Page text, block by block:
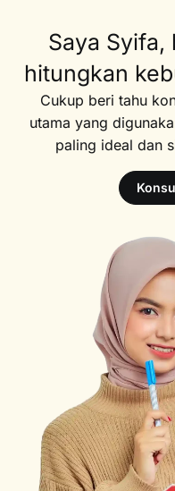
Saya Syifa,
hitungkan
Cukup beri tahu
utama yang
paling ideal dan